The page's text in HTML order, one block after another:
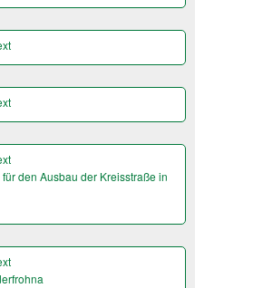
den Ausbau der Kreisstraße in